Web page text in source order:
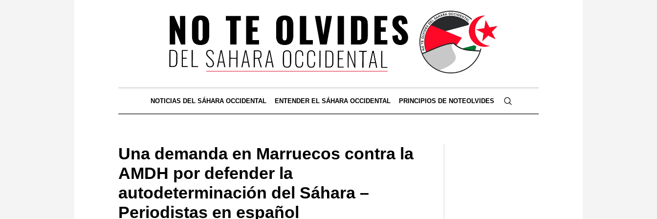
NOTICIAS DEL SÁHARA OCCIDENTAL ENTENDER EL SÁHARA OCCIDENTAL PRINCIPIOS DE NOTEOLVIDES
Una demanda en Marruecos contra la
AMDH por defender la
autodeterminación del Sáhara –
Periodistas en español